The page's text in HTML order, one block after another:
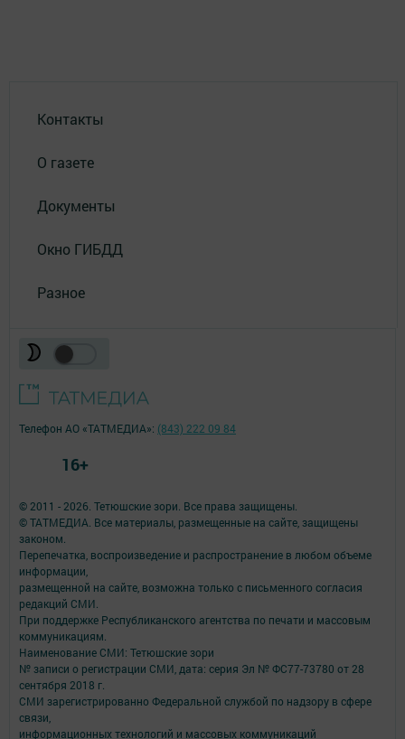
Контакты
О газете
Документы
Окно ГИБДД
Разное
© 2011 - 2026. Тетюшские зори. Все права защищены.
© ТАТМЕДИА. Все материалы, размещенные на сайте, защищены
законом.
Перепечатка, воспроизведение и распространение в любом объеме
информации,
размещенной на сайте, возможна только с письменного согласия
редакций СМИ.
При поддержке Республиканского агентства по печати и массовым
коммуникациям.
Наименование СМИ: Тетюшские зори
№ записи о регистрации СМИ, дата: серия Эл № ФС77-73780 от 28
сентября 2018 г.
СМИ зарегистрированно Федеральной службой по надзору в сфере
связи,
информационных технологий и массовых коммуникаций
Телефон АО «ТАТМЕДИА»: (843) 222 09 84
16+